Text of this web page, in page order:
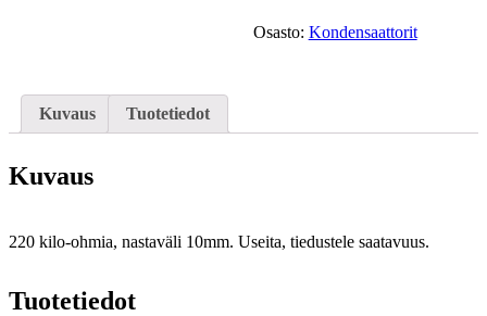
Osasto: Kondensaattorit
Kuvaus Tuotetiedot
Kuvaus
220 kilo-ohmia, nastaväli 10mm. Useita, tiedustele saatavuus.
Tuotetiedot